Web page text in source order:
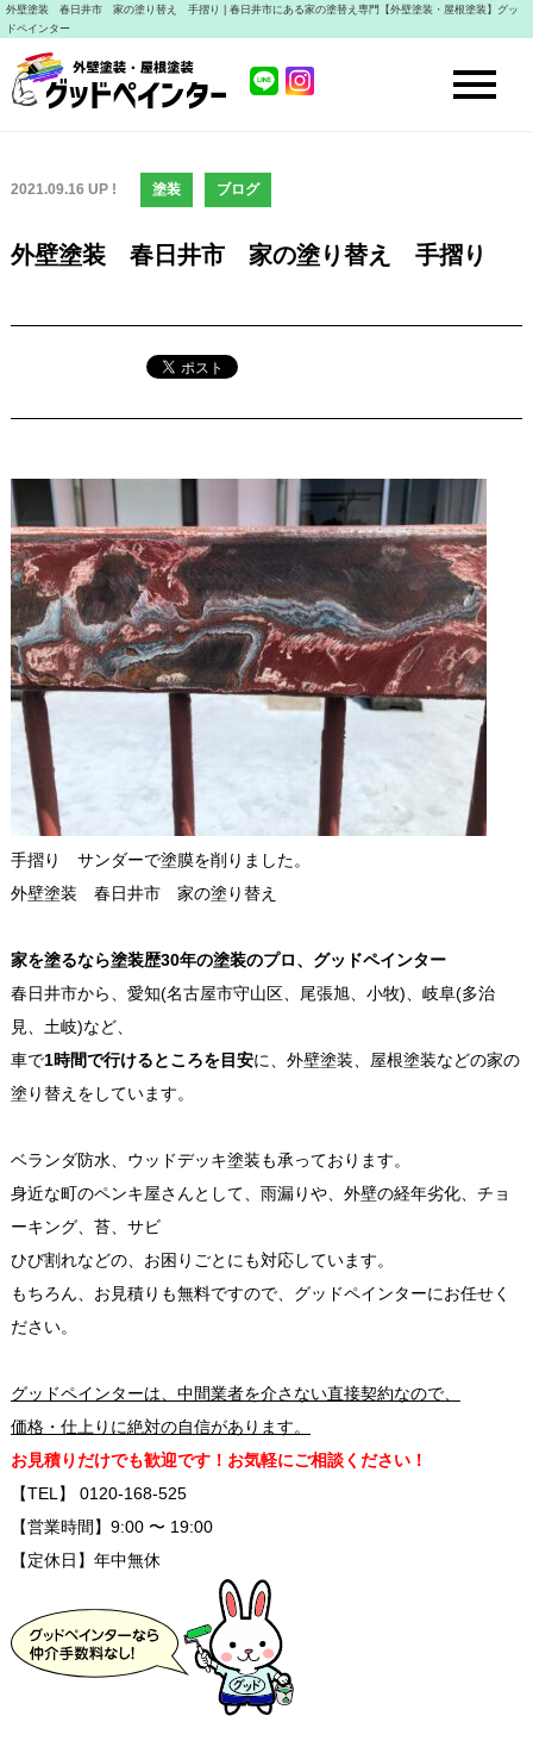
外壁塗装 春日井市 家の塗り替え 手摺り | 春日井市にある家の塗替え専門【外壁塗装・屋根塗装】グッ
ドペインター
2021.09.16 UP ! 塗装 ブログ
外壁塗装 春日井市 家の塗り替え 手摺り
手摺り サンダーで塗膜を削りました。
外壁塗装 春日井市 家の塗り替え
家を塗るなら塗装歴30年の塗装のプロ、グッドペインター
春日井市から、愛知(名古屋市守山区、尾張旭、小牧)、岐阜(多治
見、土岐)など、
車で1時間で行けるところを目安に、外壁塗装、屋根塗装などの家の
塗り替えをしています。
ベランダ防水、ウッドデッキ塗装も承っております。
身近な町のペンキ屋さんとして、雨漏りや、外壁の経年劣化、チョ
ーキング、苔、サビ
ひび割れなどの、お困りごとにも対応しています。
もちろん、お見積りも無料ですので、グッドペインターにお任せく
ださい。
グッドペインターは、中間業者を介さない直接契約なので、
価格・仕上りに絶対の自信があります。
お見積りだけでも歓迎です！お気軽にご相談ください！
【TEL】 0120-168-525
【営業時間】9:00 〜 19:00
【定休日】年中無休